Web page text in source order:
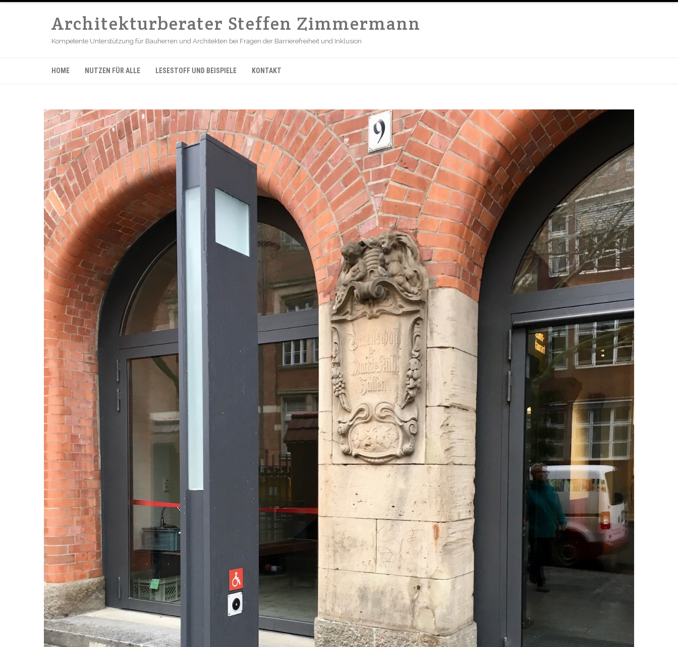
Architekturberater Steffen Zimmermann
Kompetente Unterstützung für Bauherren und Architekten bei Fragen der Barrierefreiheit und Inklusion
HOME NUTZEN FÜR ALLE LESESTOFF UND BEISPIELE KONTAKT